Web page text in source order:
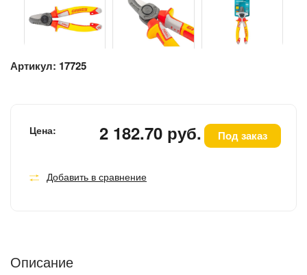
Артикул: 17725
Цена: 2 182.70 руб. Под заказ
Добавить в сравнение
Описание